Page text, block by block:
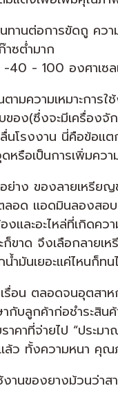
านต่อการขัดถู คว
ซต่ำมาก
- 100 องศาเซล
ตามความเหมาะก
ง(ซึ่งจะมีเครื่องจัก
รงงาน นี่คือข้อเเ
รือเป็นการเพิ่มคว
ง ของลายเหรียญ
ตลอด เเอดมินลอง
เละอะไหล่ที่เกิดคว
ขาด จึงเลือกลาย
มันเยอะเเค่ไหนก็ทน
อน ตลอดจนอุตสาห
กับลูกค้าก่อชำระสิ
ราคาที่จ่ายไป “ปร
ล้ว ทั้งความหนา คุณ
ช้งานของยางม้วนว่